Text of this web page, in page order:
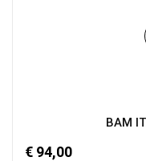
BAM
€ 94,00